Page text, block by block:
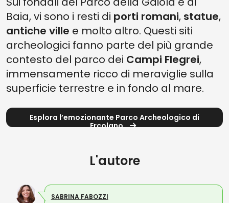
Baia, vi sono i resti di porti romani, statue,
antiche ville e molto altro. Questi siti
archeologici fanno parte del più grande
contesto del parco dei Campi Flegrei,
immensamente ricco di meraviglie sulla
superficie terrestre e in fondo al mare.
Esplora l’emozionante Parco Archeologico di
Ercolano
L'autore
SABRINA FABOZZI